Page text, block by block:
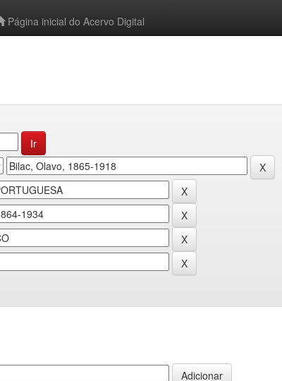
Página inicial do Acervo Digital